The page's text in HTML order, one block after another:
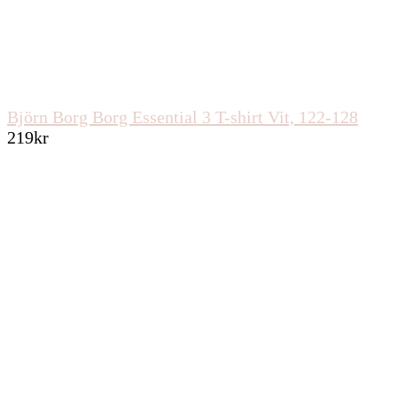
Björn Borg Borg Essential 3 T-shirt Vit, 122-128
219kr